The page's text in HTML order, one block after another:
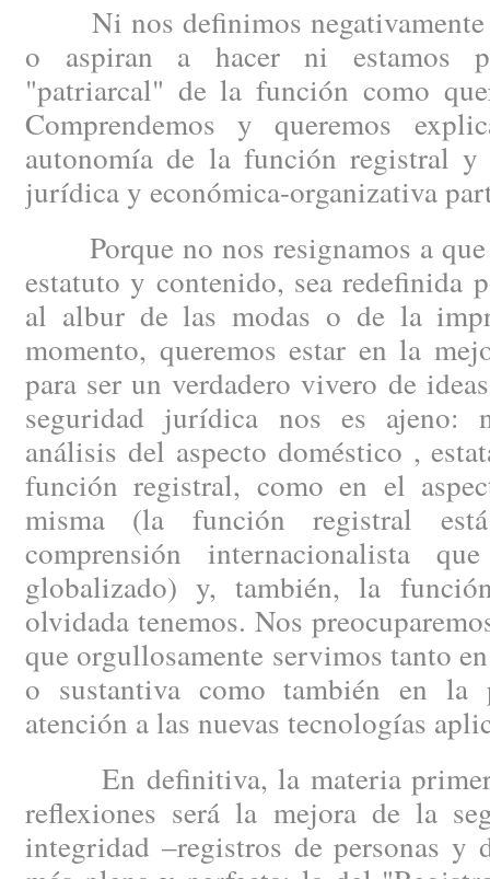
Ni nos definimos negativamente
o aspiran a hacer ni estamos
"patriarcal" de la función como
Comprendemos y queremos
autonomía de la función registral y
jurídica y económica-organizativa
Porque no nos resignamos a
estatuto y contenido, sea redefinida
al albur de las modas o de la
momento, queremos estar en la
para ser un verdadero vivero de
seguridad jurídica nos es ajeno:
análisis del aspecto doméstico ,
función registral, como en el
misma (la función registral
comprensión internacionalista
globalizado) y, también, la
olvidada tenemos. Nos
que orgullosamente servimos tanto
o sustantiva como también en la
atención a las nuevas tecnologías
En definitiva, la materia
reflexiones será la mejora de la
integridad –registros de personas y